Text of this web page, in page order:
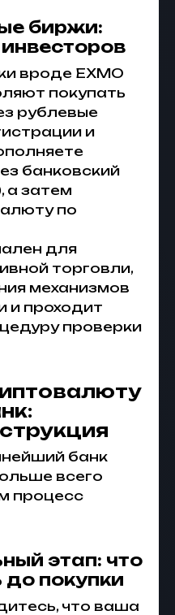
биржи:
вроде EXMO
покупать
рублевые
и
банковский
а затем
по
для
торговли,
механизмов
и проходит
проверки
банк
всего
процесс
этап: что
покупки
что ваша